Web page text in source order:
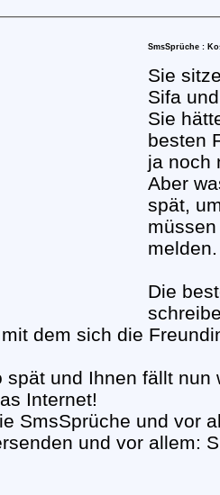
SmsSprüche :
Sie
Sifa
Sie
besten
ja noch
Aber
spät,
melden.
Die
dem sich die
spät und Ihnen fällt nun
Internet!
SmsSprüche und vor
und vor allem: